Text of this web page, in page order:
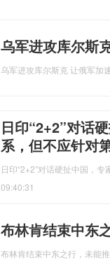
乌军进攻库尔斯
乌军进攻库尔斯克 让俄军加
日印“2+2”对话
系，但不应针对
日印“2+2”对话硬扯中国，
09:40:31
布林肯结束中东
布林肯结束中东之行，未能